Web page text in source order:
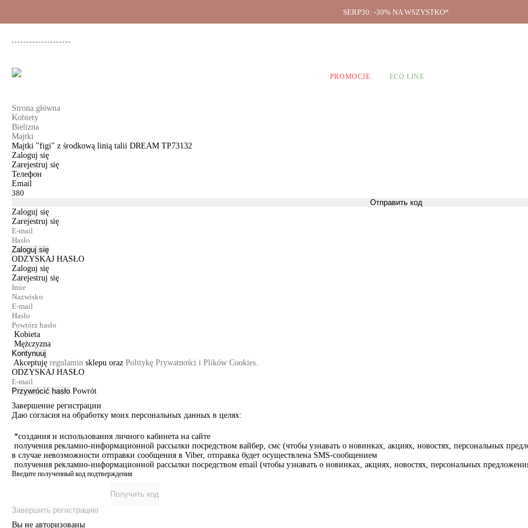
SERP30: -30% NA WSZYSTKO*
PROMOCJE ECO LINE
Strona główna
Kobiety
Bielizna
Majtki
Majtki "figi" z środkową linią talii DREAM TP73132
Zaloguj się
Zarejestruj się
Телефон
Email
Отправить код
Zaloguj się
Zarejestruj się
Zaloguj się
ODZYSKAJ HASŁO
Zaloguj się
Zarejestruj się
Kobieta
Mężczyzna
Kontynuuj
Akceptuję regulamin sklepu oraz Politykę Prywatności i Plików Cookies.
ODZYSKAJ HASŁO
Przywrócić hasło Powrót
Завершение регистрации
Даю согласия на обработку моих персональных данных в целях:
*создания и использования личного кабинета на сайте
получения рекламно-информационной рассылки посредством вайбер, смс (чтобы узнавать о новинках, акциях, новостях, персональных
в случае невозможности отправки сообщения в Viber, отправка будет осуществлена SMS-сообщением
получения рекламно-информационной рассылки посредством email (чтобы узнавать о новинках, акциях, новостях, персональных
Введите полученный код подтверждения
Получить код
Завершить регистрацию
Вы не авторизованы